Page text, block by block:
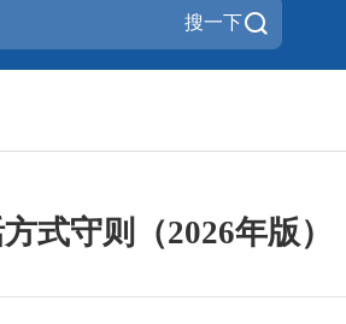
搜一下
式守则（2026年版）